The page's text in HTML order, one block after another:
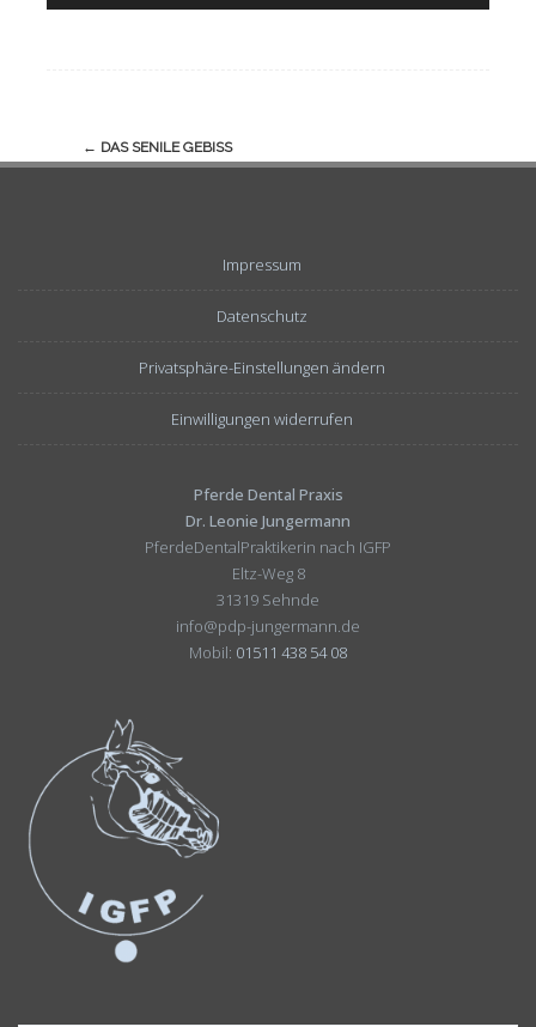
Navigation
← DAS SENILE GEBISS
Impressum
Datenschutz
Privatsphäre-Einstellungen ändern
Einwilligungen widerrufen
Pferde Dental Praxis
Dr. Leonie Jungermann
PferdeDentalPraktikerin nach IGFP
Eltz-Weg 8
31319 Sehnde
info@pdp-jungermann.de
Mobil: 01511 438 54 08